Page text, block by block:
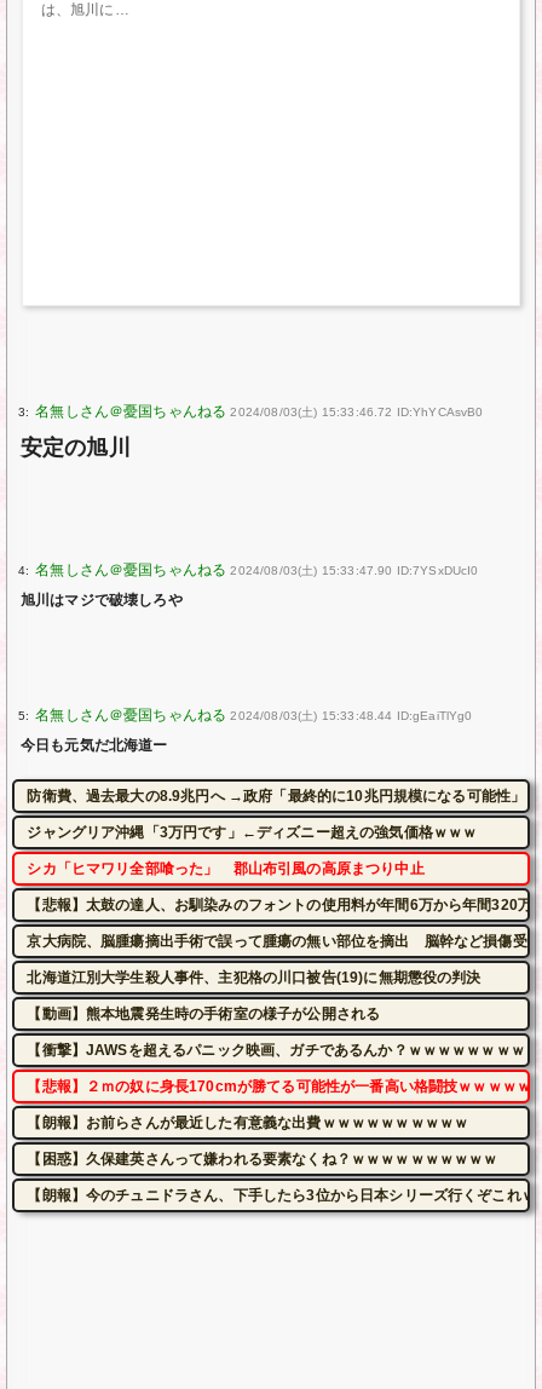
は、旭川に
3: 2024/08/03(土) 15:33:46.72 ID:YhYCAsvB0
安定の旭川
4: 2024/08/03(土) 15:33:47.90 ID:7YSxDUcI0
旭川はマジで破壊しろや
5: 2024/08/03(土) 15:33:48.44 ID:gEaiTlYg0
今日も元気だ北海道ー
防衛費、過去最大の8.9兆円へ →政府「最終的に10兆円規模になる可能性」
ジャングリア沖縄「3万円です」←ディズニー超えの強気価格ｗｗｗ
シカ「ヒマワリ全部喰った」 郡山布引風の高原まつり中止
【悲報】太鼓の達人、お馴染みのフォントの使用料が年間6万から年間320万
京大病院、脳腫瘍摘出手術で誤って腫瘍の無い部位を摘出 脳幹など損傷受
北海道江別大学生殺人事件、主犯格の川口被告(19)に無期懲役の判決
【動画】熊本地震発生時の手術室の様子が公開される
【衝撃】JAWSを超えるパニック映画、ガチであるんか？ｗｗｗｗｗｗｗｗ
【悲報】２ｍの奴に身長170cmが勝てる可能性が一番高い格闘技ｗｗｗｗｗ
【朗報】お前らさんが最近した有意義な出費ｗｗｗｗｗｗｗｗｗｗ
【困惑】久保建英さんって嫌われる要素なくね？ｗｗｗｗｗｗｗｗｗｗ
【朗報】今のチュニドラさん、下手したら3位から日本シリーズ行くぞこれ